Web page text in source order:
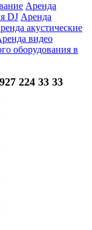
Аренда
DJ Аренда
акустические
видео
оборудования в
224 33 33